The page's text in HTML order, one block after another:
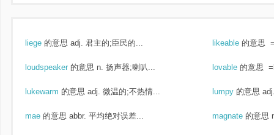
liege 的意思 adj. 君主的;臣民的... likeable 的意思
loudspeaker 的意思 n. 扬声器;喇叭... lovable 的意思
lukewarm 的意思 adj. 微温的;不热情... lumpy 的意思
mae 的意思 abbr. 平均绝对误差... magnate 的意思